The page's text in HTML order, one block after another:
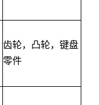
齿轮，凸轮，键盘
零件